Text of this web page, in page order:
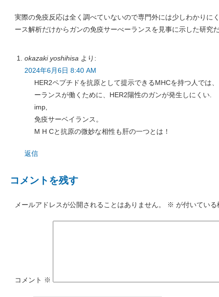
実際の免疫反応は全く調べていないので専門外には少しわかりに
ース解析だけからガンの免疫サーべーランスを見事に示した研究
okazaki yoshihisa より:
2024年6月6日 8:40 AM
HER2ペプチドを抗原として提示できるMHCを持つ人では
ーランスが働くために、HER2陽性のガンが発生しにくい.
imp,
免疫サーベイランス。
M H Cと抗原の微妙な相性も肝の一つとは！
返信
コメントを残す
メールアドレスが公開されることはありません。 ※ が付いてい
コメント ※